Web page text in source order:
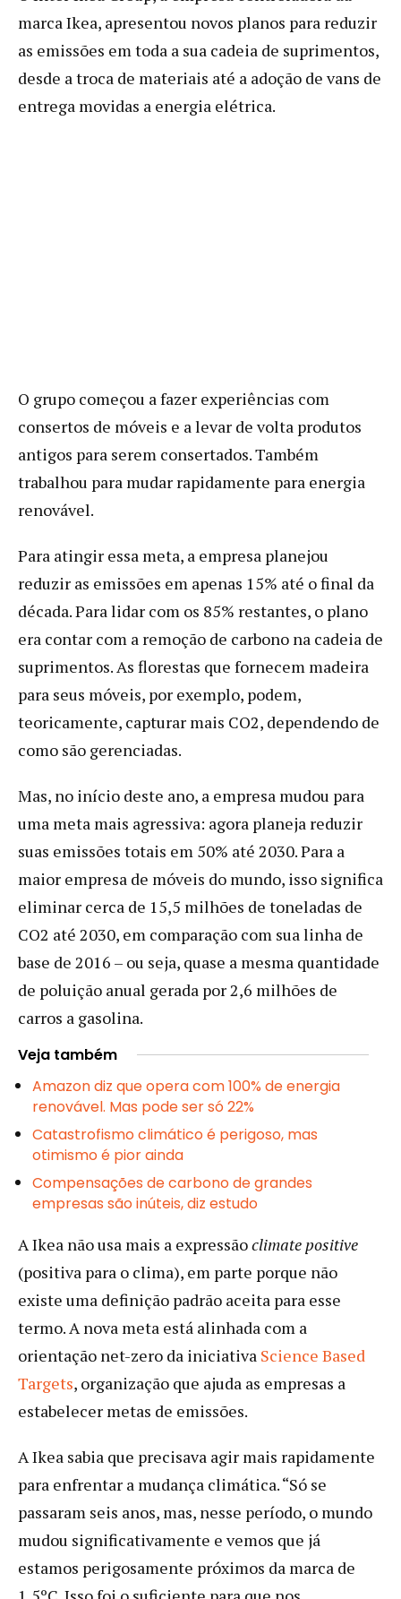
marca Ikea, apresentou novos planos para reduzir
as emissões em toda a sua cadeia de suprimentos,
desde a troca de materiais até a adoção de vans de
entrega movidas a energia elétrica.
O grupo começou a fazer experiências com
consertos de móveis e a levar de volta produtos
antigos para serem consertados. Também
trabalhou para mudar rapidamente para energia
renovável.
Para atingir essa meta, a empresa planejou
reduzir as emissões em apenas 15% até o final da
década. Para lidar com os 85% restantes, o plano
era contar com a remoção de carbono na cadeia de
suprimentos. As florestas que fornecem madeira
para seus móveis, por exemplo, podem,
teoricamente, capturar mais CO2, dependendo de
como são gerenciadas.
Mas, no início deste ano, a empresa mudou para
uma meta mais agressiva: agora planeja reduzir
suas emissões totais em 50% até 2030. Para a
maior empresa de móveis do mundo, isso significa
eliminar cerca de 15,5 milhões de toneladas de
CO2 até 2030, em comparação com sua linha de
base de 2016 – ou seja, quase a mesma quantidade
de poluição anual gerada por 2,6 milhões de
carros a gasolina.
Veja também
Amazon diz que opera com 100% de energia
renovável. Mas pode ser só 22%
Catastrofismo climático é perigoso, mas
otimismo é pior ainda
Compensações de carbono de grandes
empresas são inúteis, diz estudo
A Ikea não usa mais a expressãoclimate positive
(positiva para o clima), em parte porque não
existe uma definição padrão aceita para esse
termo. A nova meta está alinhada com a
orientação net-zero da iniciativa Science Based
Targets, organização que ajuda as empresas a
estabelecer metas de emissões.
A Ikea sabia que precisava agir mais rapidamente
para enfrentar a mudança climática. “Só se
passaram seis anos, mas, nesse período, o mundo
mudou significativamente e vemos que já
estamos perigosamente próximos da marca de